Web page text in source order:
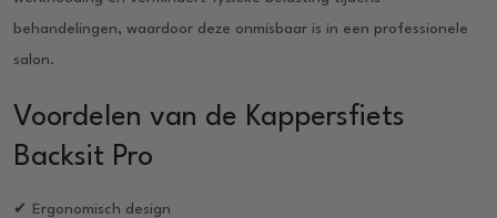
behandelingen, waardoor deze onmisbaar is in een professionele
salon.
Voordelen van de Kappersfiets
Backsit Pro
✔ Ergonomisch design